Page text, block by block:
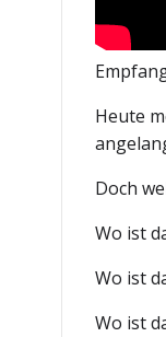
Heute
Doch
Wo ist
Wo ist
Wo ist